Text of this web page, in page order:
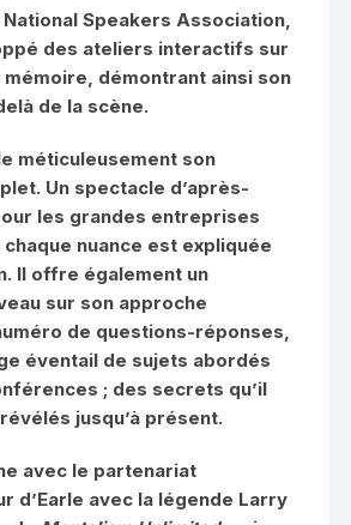
Speakers Association,
des ateliers interactifs sur
mémoire, démontrant ainsi son
de la scène.
méticuleusement son
Un spectacle d’après-
les grandes entreprises
nuance est expliquée
Il offre également un
sur son approche
de questions-réponses,
éventail de sujets abordés
; des secrets qu’il
jusqu’à présent.
avec le partenariat
d’Earle avec la légende Larry